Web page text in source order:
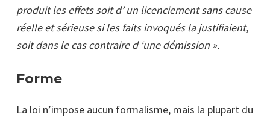
produit les effets soit d’ un licenciement sans cause
réelle et sérieuse si les faits invoqués la justifiaient,
soit dans le cas contraire d ‘une démission ».
Forme
La loi n’impose aucun formalisme, mais la plupart du